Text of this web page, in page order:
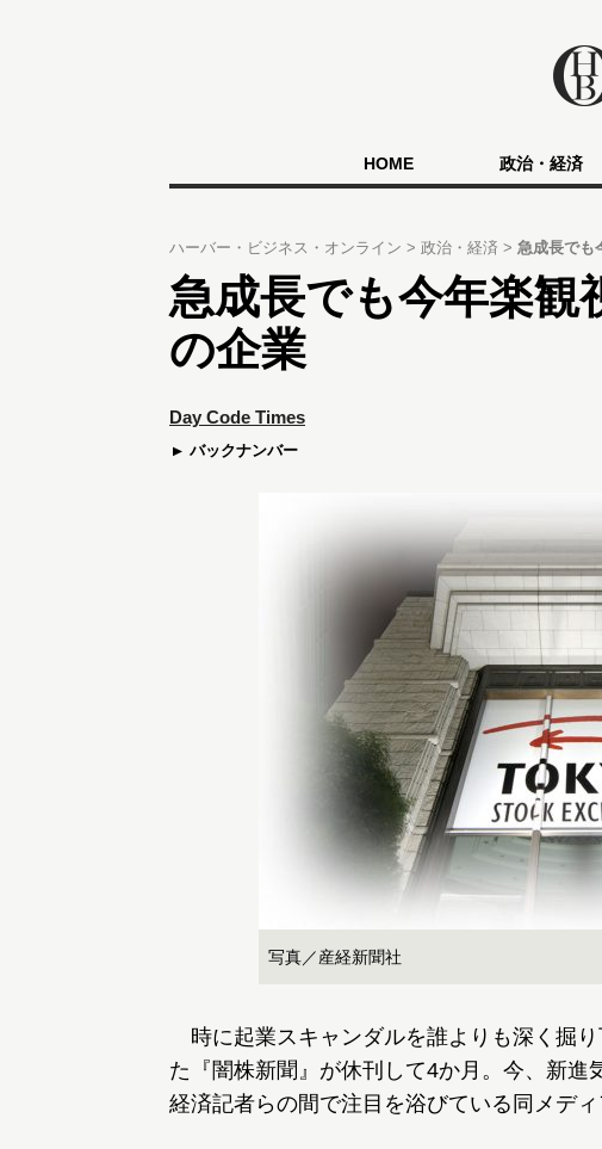
HOME 政治・経済
ハーバー・ビジネス・オンライン 政治・経済 急成長でも
急成長でも今年楽観
の企業
Day Code Times
バックナンバー
写真／産経新聞社
時に起業スキャンダルを誰よりも深く掘
た『闇株新聞』が休刊して4か月。今、新
経済記者らの間で注目を浴びている同メディ